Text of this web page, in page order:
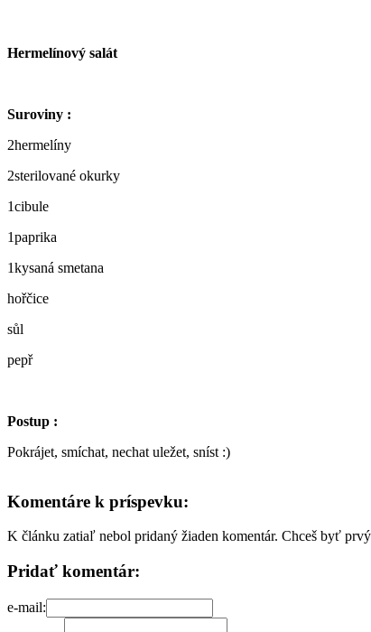
Hermelínový salát
Suroviny :
2hermelíny
2sterilované okurky
1cibule
1paprika
1kysaná smetana
hořčice
sůl
pepř
Postup :
Pokrájet, smíchat, nechat uležet, sníst :)
Komentáre k príspevku:
K článku zatiaľ nebol pridaný žiaden komentár. Chceš byť
Pridať komentár:
e-mail: